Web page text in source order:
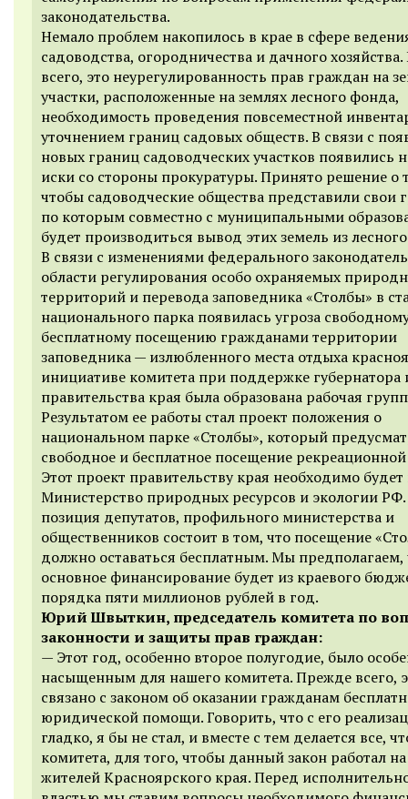
законодательства.
Немало проблем накопилось в крае в сфере
садоводства, огородничества и дачного
всего, это неурегулированность прав граждан на
участки, расположенные на землях лесного фонда,
необходимость проведения повсеместной
уточнением границ садовых обществ. В связи с
новых границ садоводческих участков появились
иски со стороны прокуратуры. Принято решение о
чтобы садоводческие общества представили свои
по которым совместно с муниципальными
будет производиться вывод этих земель из
В связи с изменениями федерального
области регулирования особо охраняемых
территорий и перевода заповедника «Столбы» в
национального парка появилась угроза
бесплатному посещению гражданами территории
заповедника — излюбленного места отдыха
инициативе комитета при поддержке губернатора
правительства края была образована рабочая
Результатом ее работы стал проект положения о
национальном парке «Столбы», который
свободное и бесплатное посещение
Этот проект правительству края необходимо будет
Министерство природных ресурсов и экологии
позиция депутатов, профильного министерства и
общественников состоит в том, что посещение
должно оставаться бесплатным. Мы предполагаем,
основное финансирование будет из краевого
порядка пяти миллионов рублей в год.
Юрий Швыткин, председатель комитета по
законности и защиты прав граждан:
— Этот год, особенно второе полугодие, было
насыщенным для нашего комитета. Прежде всего,
связано с законом об оказании гражданам
юридической помощи. Говорить, что с его
гладко, я бы не стал, и вместе с тем делается все,
комитета, для того, чтобы данный закон работал
жителей Красноярского края. Перед